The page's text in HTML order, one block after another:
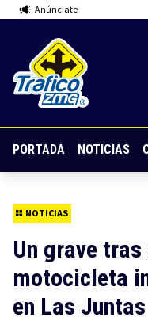
Anúnciate
PORTADA NOTICIAS
NOTICIAS
Un grave
motocicleta
en Las Juntas